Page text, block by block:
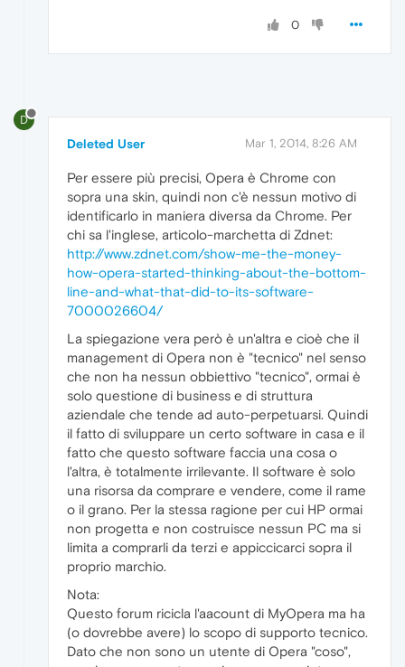
0
D
Deleted User Mar 1, 2014, 8:26 AM
Per essere più precisi, Opera è Chrome con
sopra una skin, quindi non c'è nessun motivo di
identificarlo in maniera diversa da Chrome. Per
chi sa l'inglese, articolo-marchetta di Zdnet:
http://www.zdnet.com/show-me-the-money-
how-opera-started-thinking-about-the-bottom-
line-and-what-that-did-to-its-software-
7000026604/
La spiegazione vera però è un'altra e cioè che il
management di Opera non è "tecnico" nel senso
che non ha nessun obbiettivo "tecnico", ormai è
solo questione di business e di struttura
aziendale che tende ad auto-perpetuarsi. Quindi
il fatto di sviluppare un certo software in casa e il
fatto che questo software faccia una cosa o
l'altra, è totalmente irrilevante. Il software è solo
una risorsa da comprare e vendere, come il rame
o il grano. Per la stessa ragione per cui HP ormai
non progetta e non costruisce nessun PC ma si
limita a comprarli da terzi e appiccicarci sopra il
proprio marchio.
Nota:
Questo forum ricicla l'aacount di MyOpera ma ha
(o dovrebbe avere) lo scopo di supporto tecnico.
Dato che non sono un utente di Opera "coso",